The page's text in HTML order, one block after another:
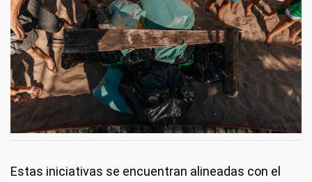
Estas iniciativas se encuentran alineadas con el